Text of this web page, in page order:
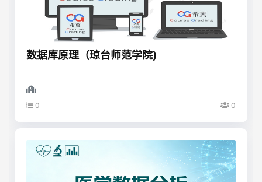
数据库原理（琼台师范学院)
0 0